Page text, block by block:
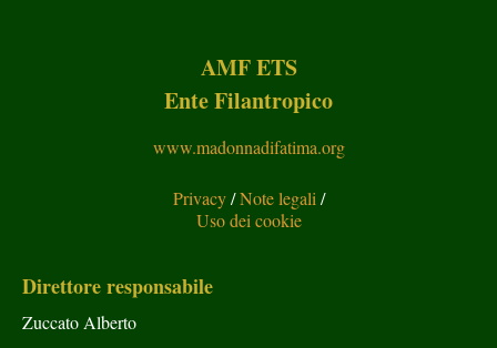
AMF ETS
Ente Filantropico
www.madonnadifatima.org
Privacy/Note legali/
Uso dei cookie
Direttore responsabile
Zuccato Alberto